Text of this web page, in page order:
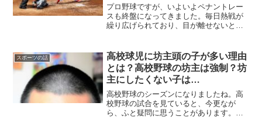
プロ野球ですが、いよいよペナントレー
スも終盤になってきました。毎日熱戦が
繰り広げられており、目が離せないとい
日本のプロ野球とメジャーリーグです
が、ふと見るとカメラアングルが違いま
すよね。
スポーツの話
高校球児に坊主頭の子が多い理由
とは？高校野球の坊主は強制？坊
主にしたくない子は…
高校野球のシーズンになりましたね。高
校野球の試合を見ていると、今更なが
ら、ふと疑問に思うことがあります。ど